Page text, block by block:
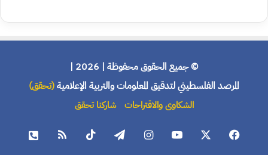
© جميع الحقوق محفوظة | 2026 |
المرصد الفلسطيني لتدقيق المعلومات والتربية الإعلامية(تحقق)
الشكاوى والاقتراحات شاركنا تحقق
فيسبوك يوتيوب انستقرام تيلقرام ‫TikTok ملخص